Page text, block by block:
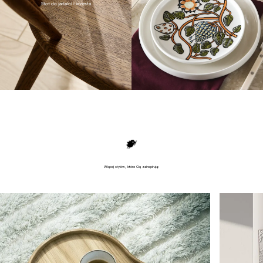
Stoł do jadalni i krzesła
Więcej stylów, które Cię zainspirują: